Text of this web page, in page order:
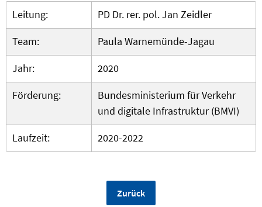
Leitung:
PD Dr. rer. pol. Jan Zeidler
Team:
Paula Warnemünde-Jagau
Jahr:
2020
Förderung:
Bundesministerium für Verkehr
und digitale Infrastruktur (BMVI)
Laufzeit:
2020-2022
Zurück